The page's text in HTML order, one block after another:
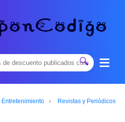
🔍 ≡
Entretenimiento Revistas y Periódicos